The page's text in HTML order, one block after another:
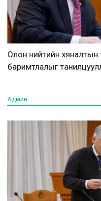
Олон нийтийн хяналтын
баримтлалыг
Админ